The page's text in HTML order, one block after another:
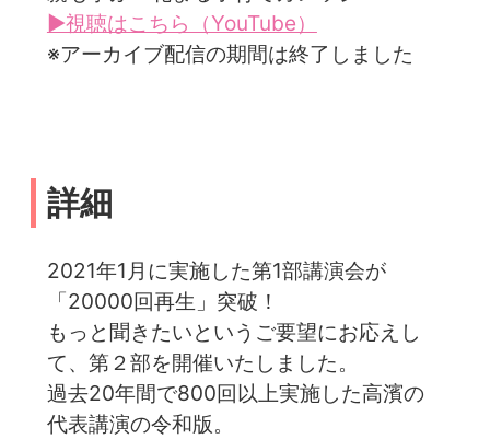
▶視聴はこちら（YouTube）
※アーカイブ配信の期間は終了しました
詳細
2021年1月に実施した第1部講演会が
「20000回再生」突破！
もっと聞きたいというご要望にお応えし
て、第２部を開催いたしました。
過去20年間で800回以上実施した高濱の
代表講演の令和版。